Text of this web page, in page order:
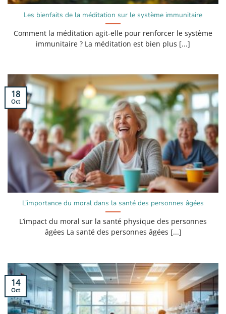
Les bienfaits de la méditation sur le système immunitaire
Comment la méditation agit-elle pour renforcer le système
immunitaire ? La méditation est bien plus [...]
L’importance du moral dans la santé des personnes âgées
L’impact du moral sur la santé physique des personnes
âgées La santé des personnes âgées [...]
18
Oct
14
Oct